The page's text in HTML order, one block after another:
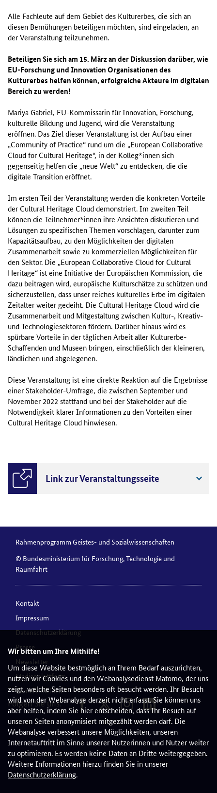
Wir bitten um Ihre Mithilfe!
Um diese Website bestmöglich an Ihrem Bedarf auszurichten,
nutzen wir Cookies und den Webanalysedienst Matomo, der uns
zeigt, welche Seiten besonders oft besucht werden. Ihr Besuch
wird von der Webanalyse derzeit nicht erfasst. Sie können uns
aber helfen, indem Sie hier entscheiden, dass Ihr Besuch auf
unseren Seiten anonymisiert mitgezählt werden darf. Die
Webanalyse verbessert unsere Möglichkeiten, unseren
Internetauftritt im Sinne unserer Nutzerinnen und Nutzer weiter
zu optimieren. Es werden keine Daten an Dritte weitergegeben.
Weitere Informationen hierzu finden Sie in unserer
Datenschutzerklärung.
Alle Fachleute auf dem Gebiet des Kulturerbes, die sich an
diesen Bemühungen beteiligen möchten, sind eingeladen, an
der Veranstaltung teilzunehmen.
Beteiligen Sie sich am 15. März an der Diskussion darüber, wie
EU-Forschung und Innovation Organisationen des
Kulturerbes helfen können, erfolgreiche Akteure im digitalen
Bereich zu werden!
Mariya Gabriel, EU-Kommissarin für Innovation, Forschung,
kulturelle Bildung und Jugend, wird die Veranstaltung
eröffnen. Das Ziel dieser Veranstaltung ist der Aufbau einer
„Community of Practice“ rund um die „European Collaborative
Cloud for Cultural Heritage“, in der Kolleg*innen sich
gegenseitig helfen die „neue Welt“ zu entdecken, die die
digitale Transition eröffnet.
Im ersten Teil der Veranstaltung werden die konkreten Vorteile
der Cultural Heritage Cloud demonstriert. Im zweiten Teil
können die Teilnehmer*innen ihre Ansichten diskutieren und
Lösungen zu spezifischen Themen vorschlagen, darunter zum
Kapazitätsaufbau, zu den Möglichkeiten der digitalen
Zusammenarbeit sowie zu kommerziellen Möglichkeiten für
den Sektor. Die „European Collaborative Cloud for Cultural
Heritage“ ist eine Initiative der Europäischen Kommission, die
dazu beitragen wird, europäische Kulturschätze zu schützen und
sicherzustellen, dass unser reiches kulturelles Erbe im digitalen
Zeitalter weiter gedeiht. Die Cultural Heritage Cloud wird die
Zusammenarbeit und Mitgestaltung zwischen Kultur-, Kreativ-
und Technologiesektoren fördern. Darüber hinaus wird es
spürbare Vorteile in der täglichen Arbeit aller Kulturerbe-
Schaffenden und Museen bringen, einschließlich der kleineren,
ländlichen und abgelegenen.
Diese Veranstaltung ist eine direkte Reaktion auf die Ergebnisse
einer Stakeholder-Umfrage, die zwischen September und
November 2022 stattfand und bei der Stakeholder auf die
Notwendigkeit klarer Informationen zu den Vorteilen einer
Cultural Heritage Cloud hinwiesen.
Link zur Veranstaltungsseite
Rahmenprogramm Geistes- und Sozialwissenschaften
© Bundesministerium für Forschung, Technologie und
Raumfahrt
Kontakt
Impressum
Datenschutzerklärung
Presse
Newsletter
Medienplattform
Barriere melden
Folgen Sie uns: